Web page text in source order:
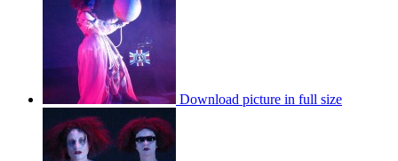
Download picture in full size